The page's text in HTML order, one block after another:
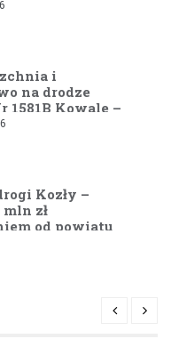
i
na drodze
1581B Kowale –
Kozły –
mln zł
od powiatu